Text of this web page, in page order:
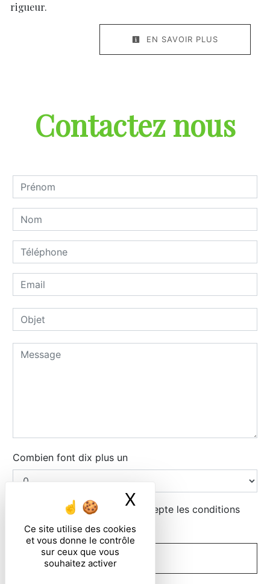
Ce site utilise des cookies
et vous donne le contrôle
sur ceux que vous
souhaitez activer
X Masquer le
rigueur.
EN SAVOIR PLUS
Contactez nous
Combien font dix plus un
En cochant cette case, j'accepte les conditions
particulières ci-dessous **
ENVOYER